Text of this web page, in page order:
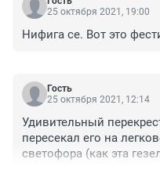
25 октября 2021, 19:00
Нифига се. Вот это
Гость
25 октября 2021, 12:14
Удивительный
пересекал его на
светофора (как эта